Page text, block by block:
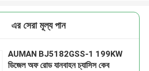
এর সেরা মূল্য পান
AUMAN BJ5182GSS-1 199KW
ডিজেল অফ রোড যানবাহন চ্যাসিস কেব